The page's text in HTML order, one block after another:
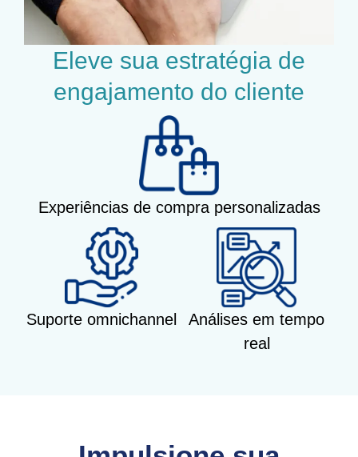
Eleve sua estratégia de
engajamento do cliente
Experiências de compra personalizadas
Suporte omnichannel
Análises em tempo
real